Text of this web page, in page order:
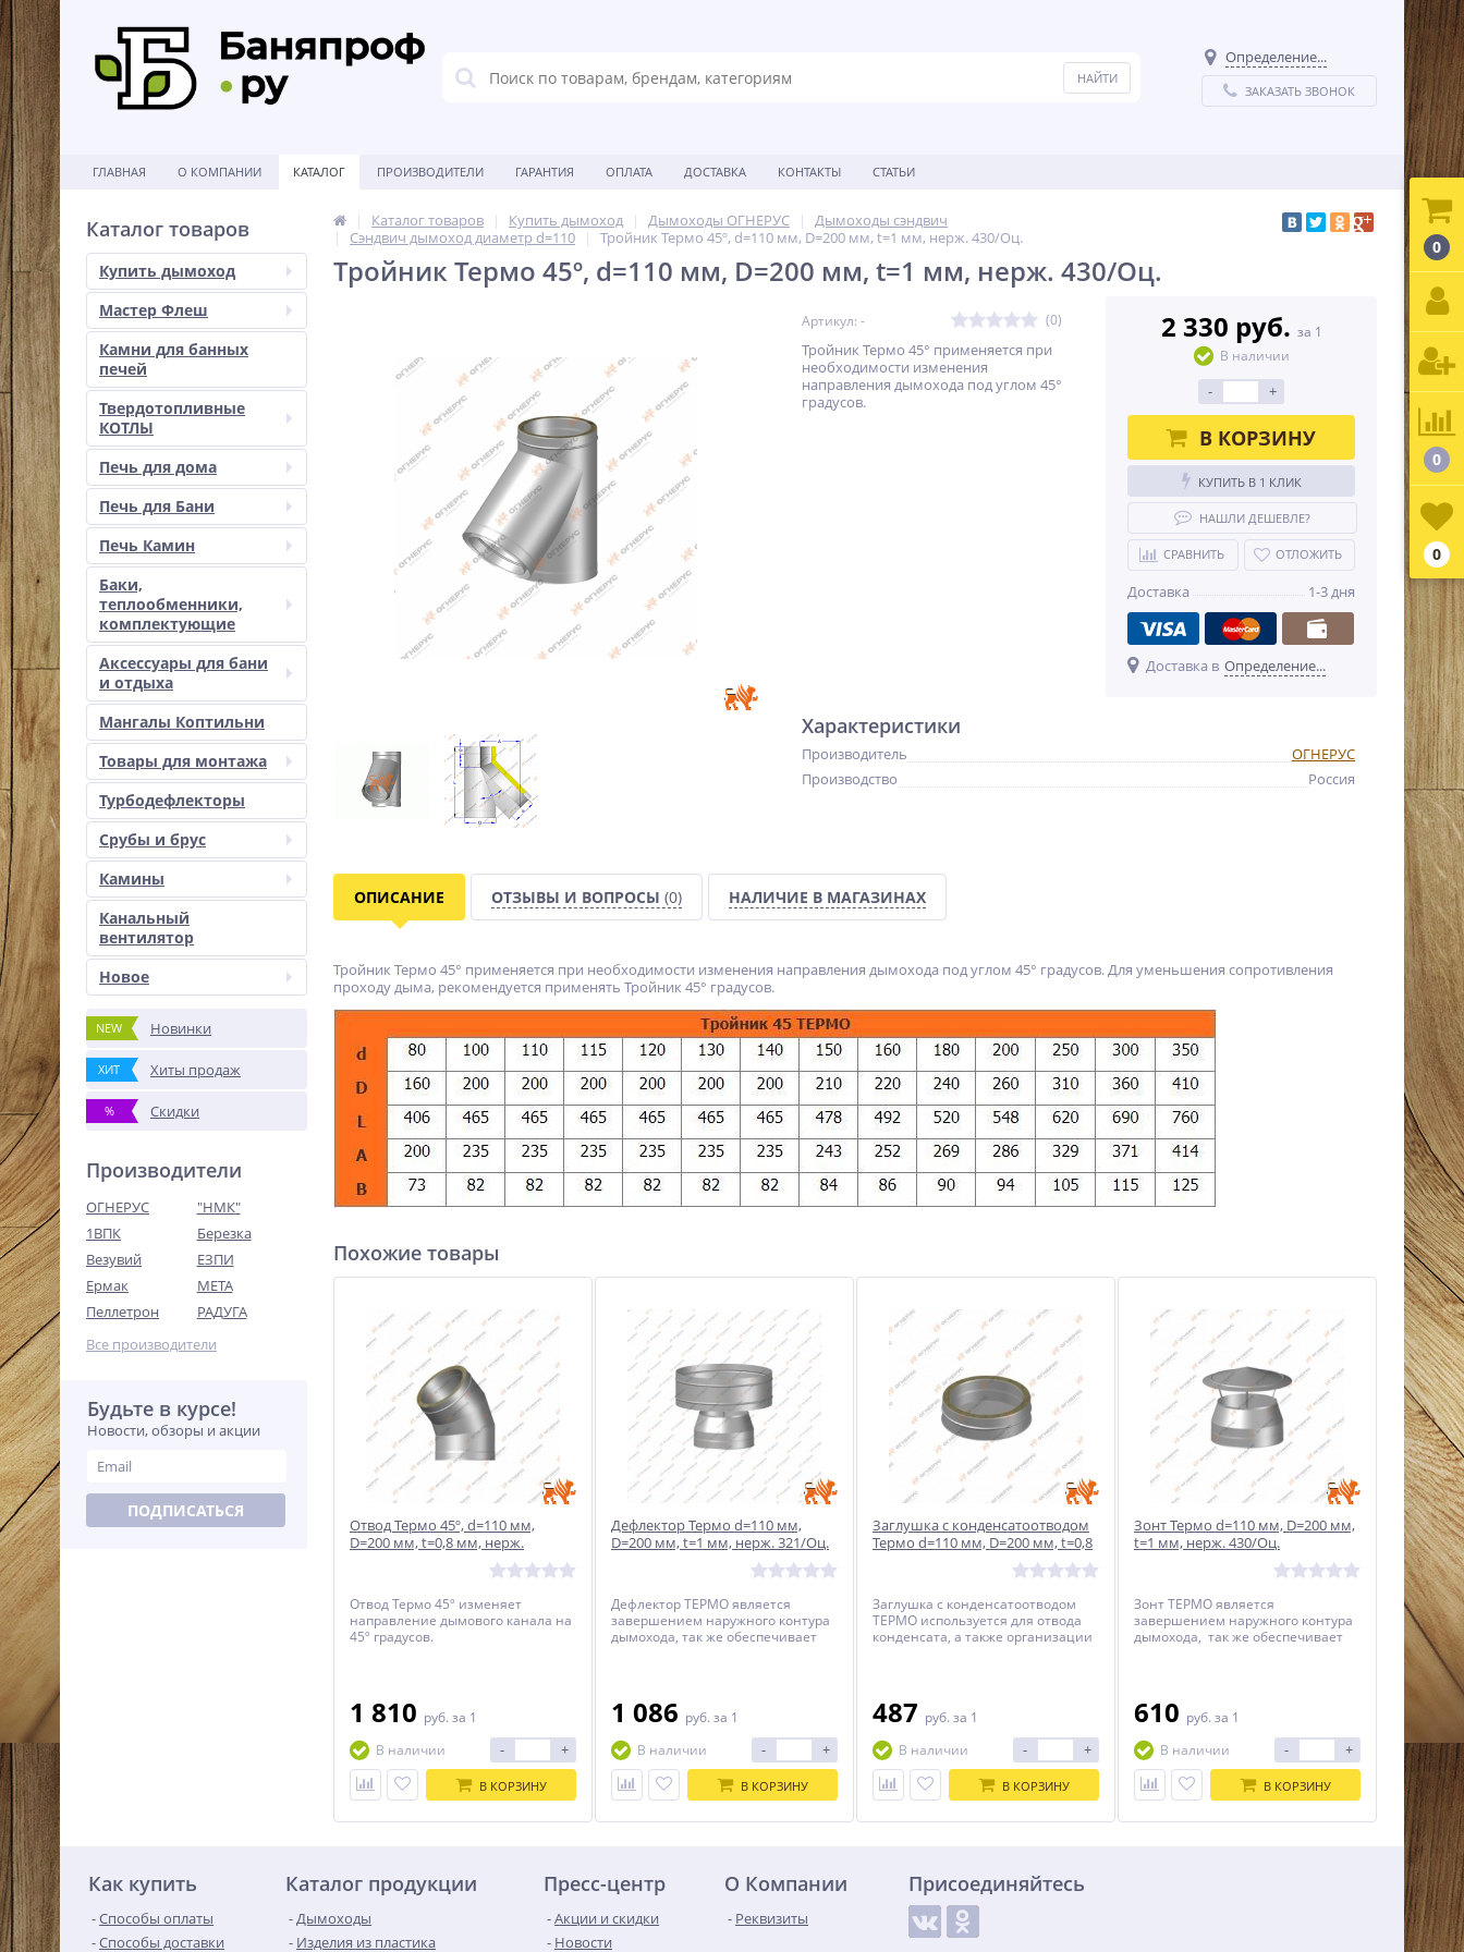
Определение...
ЗАКАЗАТЬ ЗВОНОК
ГЛАВНАЯ О КОМПАНИИ КАТАЛОГ ПРОИЗВОДИТЕЛИ ГАРАНТИЯ ОПЛАТА ДОСТАВКА КОНТАКТЫ СТАТЬИ
Каталог товаров
Купить дымоход
Мастер Флеш
Камни для банных
печей
Твердотопливные
КОТЛЫ
Печь для дома
Печь для Бани
Печь Камин
Баки,
теплообменники,
комплектующие
Аксессуары для бани
и отдыха
Мангалы Коптильни
Товары для монтажа
Турбодефлекторы
Срубы и брус
Камины
Канальный
вентилятор
Новое
NEW Новинки
ХИТ Хиты продаж
% Скидки
Производители
ОГНЕРУС
"НМК"
1ВПК
Березка
Везувий
ЕЗПИ
Ермак
МЕТА
Пеллетрон
РАДУГА
Все производители
Будьте в курсе!
Новости, обзоры и акции
ПОДПИСАТЬСЯ
Каталог товаров Купить дымоход Дымоходы ОГНЕРУС
Дымоходы сэндвич
Сэндвич дымоход диаметр d=110
Тройник Термо 45º, d=110 мм, D=200 мм, t=1 мм, нерж. 430/Оц.
Тройник Термо 45º, d=110 мм, D=200 мм, t=1 мм, нерж. 430/Оц.
Артикул: - (0)
Тройник Термо 45° применяется при
необходимости изменения
направления дымохода под углом 45°
градусов.
2 330 руб. за 1
В наличии
- +
В КОРЗИНУ
КУПИТЬ В 1 КЛИК
НАШЛИ ДЕШЕВЛЕ?
СРАВНИТЬ ОТЛОЖИТЬ
Доставка 1-3 дня
Доставка в Определение...
Характеристики
Производитель
ОГНЕРУС
Производство
Россия
ОПИСАНИЕ ОТЗЫВЫ И ВОПРОСЫ (0) НАЛИЧИЕ В МАГАЗИНАХ
Тройник Термо 45° применяется при необходимости изменения направления дымохода под углом 45° градусов. Для уменьшения сопротивления
проходу дыма, рекомендуется применять Тройник 45° градусов.
Похожие товары
Отвод Термо 45º, d=110 мм,
D=200 мм, t=0,8 мм, нерж.
Отвод Термо 45º изменяет
направление дымового канала на
45º градусов.
1 810 руб. за 1
В наличии
- +
В КОРЗИНУ
Дефлектор Термо d=110 мм,
D=200 мм, t=1 мм, нерж. 321/Оц.
Дефлектор ТЕРМО является
завершением наружного контура
дымохода, так же обеспечивает
1 086 руб. за 1
В наличии
- +
В КОРЗИНУ
Заглушка с конденсатоотводом
Термо d=110 мм, D=200 мм, t=0,8
Заглушка с конденсатоотводом
ТЕРМО используется для отвода
конденсата, а также организации
487 руб. за 1
В наличии
- +
В КОРЗИНУ
Зонт Термо d=110 мм, D=200 мм,
t=1 мм, нерж. 430/Оц.
Зонт ТЕРМО является
завершением наружного контура
дымохода, так же обеспечивает
610 руб. за 1
В наличии
- +
В КОРЗИНУ
Как купить
Способы оплаты
Способы доставки
Каталог продукции
Дымоходы
Изделия из пластика
Пресс-центр
Акции и скидки
Новости
О Компании
Реквизиты
Присоединяйтесь
0
0
0